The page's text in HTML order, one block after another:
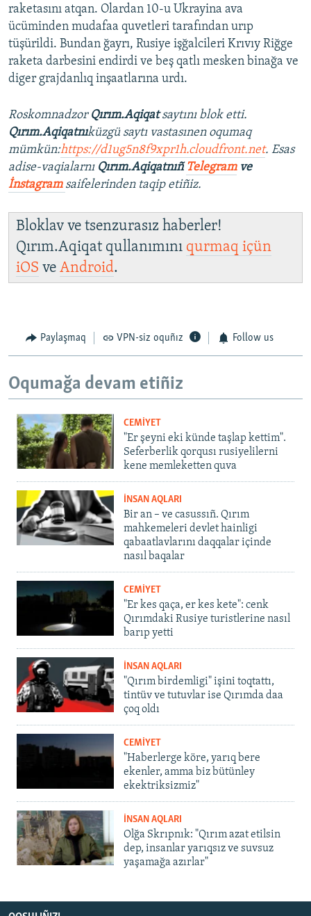
raketasını atqan. Olardan 10-u Ukrayina ava
ücüminden mudafaa quvetleri tarafından urıp
tüşürildi. Bundan ğayrı, Rusiye işğalcileri Krıvıy Riğge
raketa darbesini endirdi ve beş qatlı mesken binağa ve
diger grajdanlıq inşaatlarına urdı.
Roskomnadzor Qırım.Aqiqatsaytını blok etti.
Qırım.Aqiqatnıküzgü saytı vastasınen oqumaq
mümkün:https://d1ug5n8f9xpr1h.cloudfront.net. Esas
adise-vaqialarnı Qırım.Aqiqatnıñ Telegramve
İnstagram saifelerinden taqip etiñiz.
Bloklav ve tsenzurasız haberler!
Qırım.Aqiqat qullanımını qurmaq içün
iOS ve Android.
Paylaşmaq VPN-siz oquñız Follow us
Oqumağa devam etiñiz
CEMİYET
"Er şeyni eki künde taşlap kettim".
Seferberlik qorqusı rusiyelilerni
kene memleketten quva
İNSAN AQLARI
Bir an – ve casussıñ. Qırım
mahkemeleri devlet hainligi
qabaatlavlarını daqqalar içinde
nasıl baqalar
CEMİYET
"Er kes qaça, er kes kete": cenk
Qırımdaki Rusiye turistlerine nasıl
barıp yetti
İNSAN AQLARI
"Qırım birdemligi" işini toqtattı,
tintüv ve tutuvlar ise Qırımda daa
çoq oldı
CEMİYET
"Haberlerge köre, yarıq bere
ekenler, amma biz bütünley
ekektriksizmiz"
İNSAN AQLARI
Olğa Skrıpnık: "Qırım azat etilsin
dep, insanlar yarıqsız ve suvsuz
yaşamağa azırlar"